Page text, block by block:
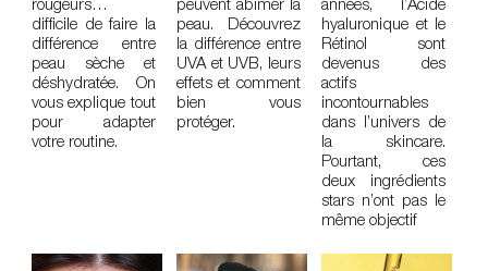
rougeurs…
difficile de faire la
différence entre
peau sèche et
déshydratée. On
vous explique tout
pour adapter
votre routine.
peuvent abîmer la
peau. Découvrez
la différence entre
UVA et UVB, leurs
effets et comment
bien vous
protéger.
années, l’Acide
hyaluronique et le
Rétinol sont
devenus des
actifs
incontournables
dans l’univers de
la skincare.
Pourtant, ces
deux ingrédients
stars n’ont pas le
même objectif